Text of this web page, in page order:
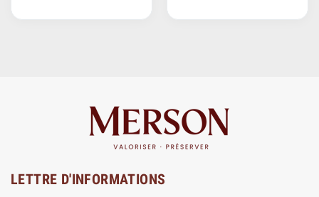
LETTRE D'INFORMATIONS